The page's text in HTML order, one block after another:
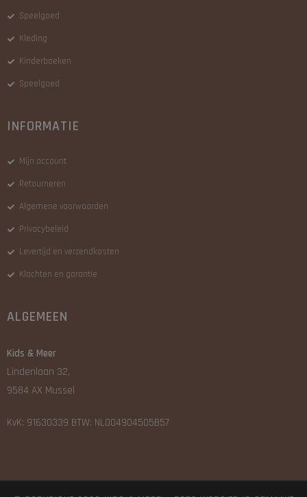
Speelgoed
Kleding
Kinderboeken
Speelgoed
INFORMATIE
Mijn account
Retourneren
Algemene voorwaarden
Privacybeleid
Levertijd en verzendkosten
Klachten en garantie
ALGEMEEN
Kids & Meer
Lindenlaan 32,
9584 AX Mussel
KvK: 91630339 BTW: NL004904505B57